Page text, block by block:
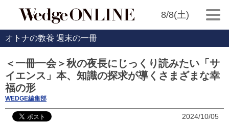
8/8(土)
オトナの教養 週末の一冊
＜一冊一会＞秋の夜長にじっくり読みたい「サ
イエンス」本、知識の探求が導くさまざまな幸
福の形
WEDGE編集部
2024/10/05